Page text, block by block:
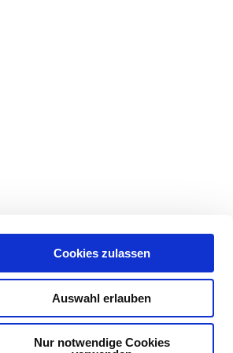
Cookies zulassen
Auswahl erlauben
Nur notwendige Cookies